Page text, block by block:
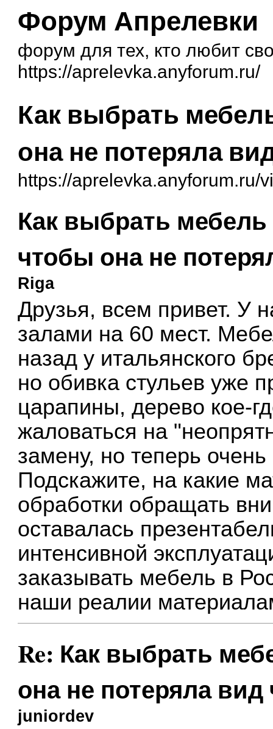
Форум Апрелевки
форум для тех, кто любит
https://aprelevka.anyforum.ru/
Как выбрать
она не потеряла
https://aprelevka.anyforum.ru/
Как выбрать мебель
чтобы она не
Riga
Друзья, всем привет. У
залами на 60 мест.
назад у итальянского
но обивка стульев уже
царапины, дерево кое-
жаловаться на
замену, но теперь
Подскажите, на какие
обработки обращать
оставалась
интенсивной
заказывать мебель в
наши реалии
Re: Как выбрать
она не потеряла вид
juniordev